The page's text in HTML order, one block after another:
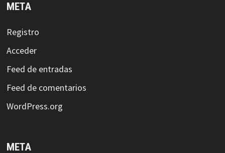
META
Registro
Acceder
Feed de entradas
Feed de comentarios
WordPress.org
META